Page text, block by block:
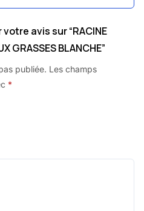
avis sur “RACINE
GRASSES BLANCHE”
publiée. Les champs
*